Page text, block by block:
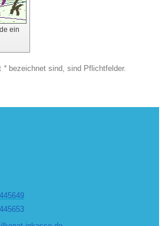
ein
*bezeichnet sind, sind Pflichtfelder.